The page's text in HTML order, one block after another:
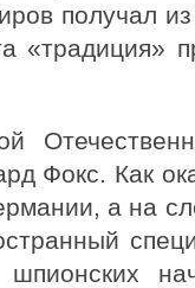
получал
«традиция»
Фокс. Как
а на